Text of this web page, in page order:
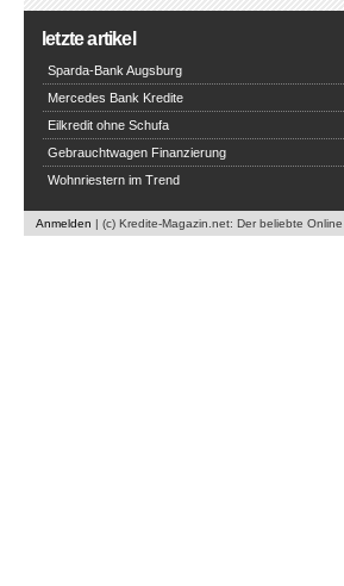
letzte artikel
Sparda-Bank Augsburg
Mercedes Bank Kredite
Eilkredit ohne Schufa
Gebrauchtwagen Finanzierung
Wohnriestern im Trend
Anmelden | (c) Kredite-Magazin.net: Der beliebte